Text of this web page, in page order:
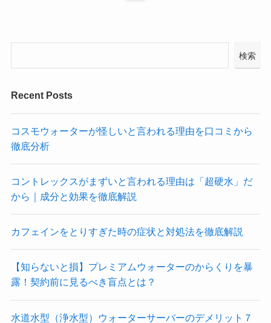
検索
Recent Posts
コスモウォーターが怪しいと言われる理由を口コミから
徹底分析
コントレックスがまずいと言われる理由は「超硬水」だ
から｜成分と効果を徹底解説
カフェインをとりすぎた時の症状と対処法を徹底解説
【知らないと損】プレミアムウォーターのからくりを暴
露！契約前に見るべき盲点とは？
水道水型（浄水型）ウォーターサーバーのデメリット７